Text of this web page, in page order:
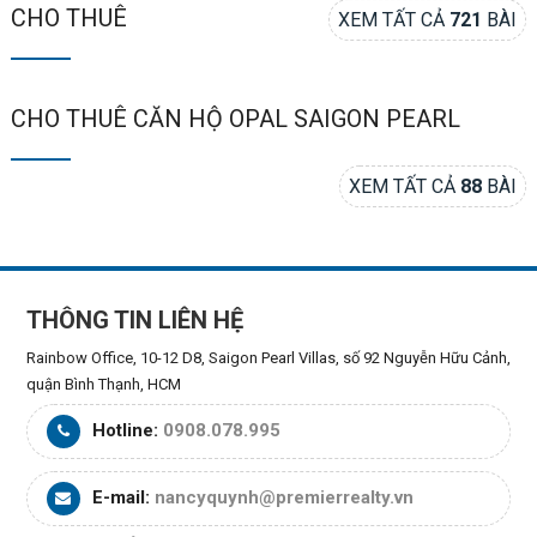
CHO THUÊ XEM TẤT CẢ 721 BÀI
CHO THUÊ CĂN HỘ OPAL SAIGON PEARL
XEM TẤT CẢ 88 BÀI
THÔNG TIN LIÊN HỆ
Rainbow Office, 10-12 D8, Saigon Pearl Villas, số 92 Nguyễn Hữu Cảnh,
quận Bình Thạnh, HCM
Hotline: 0908.078.995
E-mail: nancyquynh@premierrealty.vn